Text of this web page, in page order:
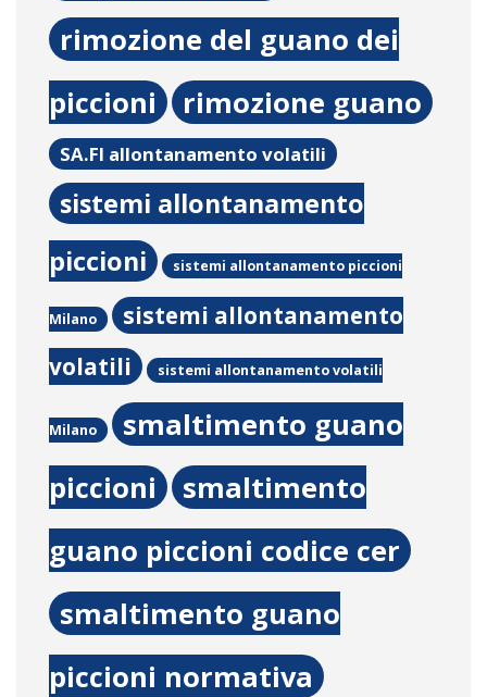
rimozione del guano dei
piccioni
rimozione guano
SA.FI allontanamento volatili
sistemi allontanamento
piccioni
sistemi allontanamento piccioni
Milano
sistemi allontanamento
volatili
sistemi allontanamento volatili
Milano
smaltimento guano
piccioni
smaltimento
guano piccioni codice cer
smaltimento guano
piccioni normativa